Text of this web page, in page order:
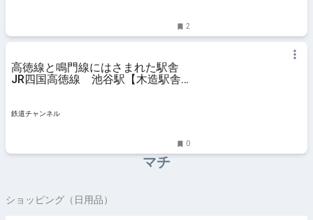
2
高徳線と鳴門線にはさまれた駅舎
JR四国高徳線 池谷駅【木造駅舎
鉄道チャンネル
0
マチ
ショッピング（日用品）